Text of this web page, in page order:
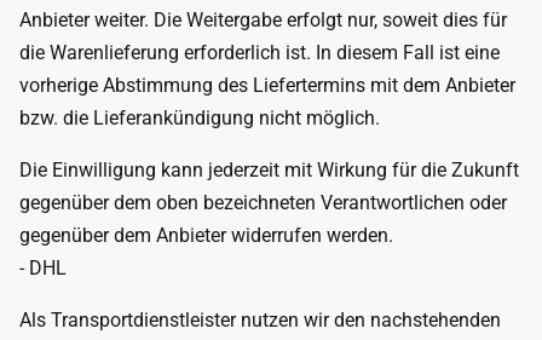
Anbieter weiter. Die Weitergabe erfolgt nur, soweit dies für
die Warenlieferung erforderlich ist. In diesem Fall ist eine
vorherige Abstimmung des Liefertermins mit dem Anbieter
bzw. die Lieferankündigung nicht möglich.
Die Einwilligung kann jederzeit mit Wirkung für die Zukunft
gegenüber dem oben bezeichneten Verantwortlichen oder
gegenüber dem Anbieter widerrufen werden.
- DHL
Als Transportdienstleister nutzen wir den nachstehenden